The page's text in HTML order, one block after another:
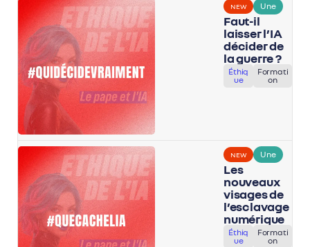
NEW Une
Faut-il
laisser l’IA
décider de
la guerre ?
Éthiq
ue
Formati
on
NEW Une
Les
nouveaux
visages de
l’esclavage
numérique
Éthiq
ue
Formati
on